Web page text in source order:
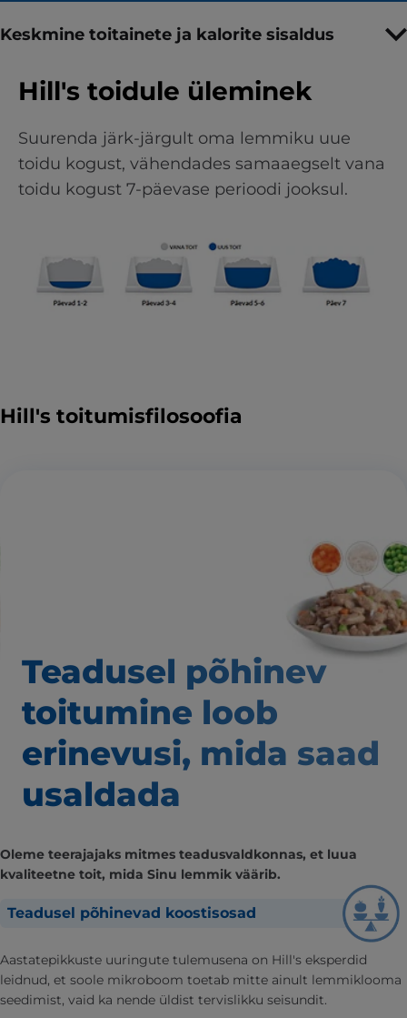
Keskmine toitainete ja kalorite sisaldus
Hill's toidule üleminek
Suurenda järk-järgult oma lemmiku uue
toidu kogust, vähendades samaaegselt vana
toidu kogust 7-päevase perioodi jooksul.
Hill's toitumisfilosoofia
Teadusel põhinev
toitumine loob
erinevusi, mida saad
usaldada
Oleme teerajajaks mitmes teadusvaldkonnas, et luua
kvaliteetne toit, mida Sinu lemmik väärib.
Teadusel põhinevad koostisosad
Aastatepikkuste uuringute tulemusena on Hill's eksperdid
leidnud, et soole mikroboom toetab mitte ainult lemmiklooma
seedimist, vaid ka nende üldist tervislikku seisundit.